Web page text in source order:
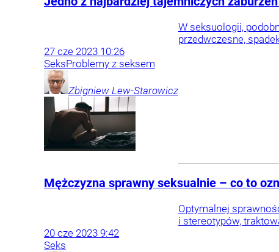
W seksuologii,
przedwczesne,
27 cze 2023 10:26
SeksProblemy z seksem
Zbigniew Lew-Starowicz
Mężczyzna sprawny seksualnie – co to
Optymalnej
i stereotypów,
20 cze 2023 9:42
Seks